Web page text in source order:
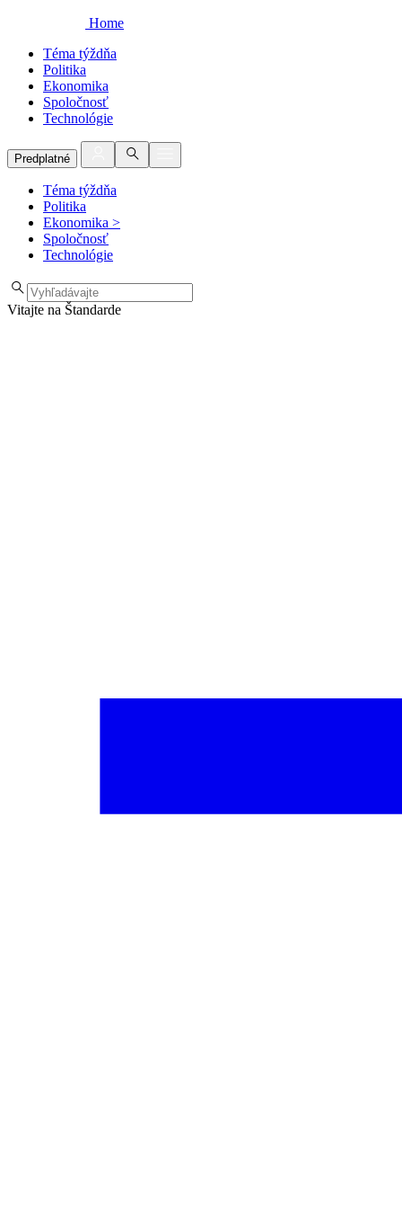
Home
Téma týždňa
Politika
Ekonomika
Spoločnosť
Technológie
Predplatné
Téma týždňa
Politika
Ekonomika >
Spoločnosť
Technológie
Vitajte na Štandarde